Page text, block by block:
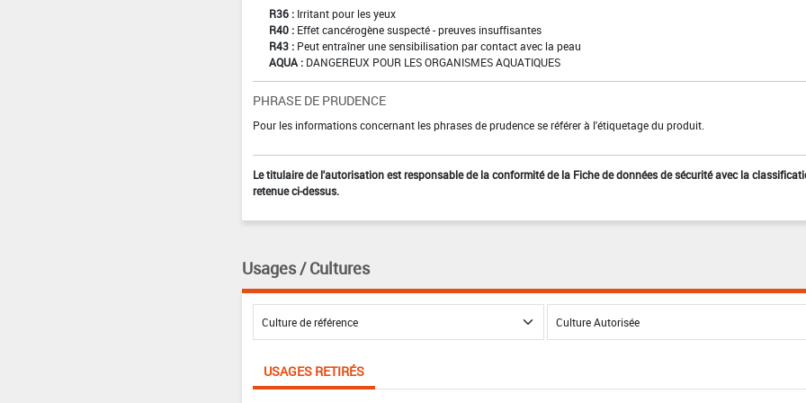
R36 : Irritant pour les yeux
R40 : Effet cancérogène suspecté - preuves insuffisantes
R43 : Peut entraîner une sensibilisation par contact avec la peau
AQUA : DANGEREUX POUR LES ORGANISMES AQUATIQUES
PHRASE DE PRUDENCE
Pour les informations concernant les phrases de prudence se référer à l'étiquetage du produit.
Le titulaire de l'autorisation est responsable de la conformité de la Fiche de données de sécurité avec la
retenue ci-dessus.
Usages / Cultures
USAGES RETIRÉS